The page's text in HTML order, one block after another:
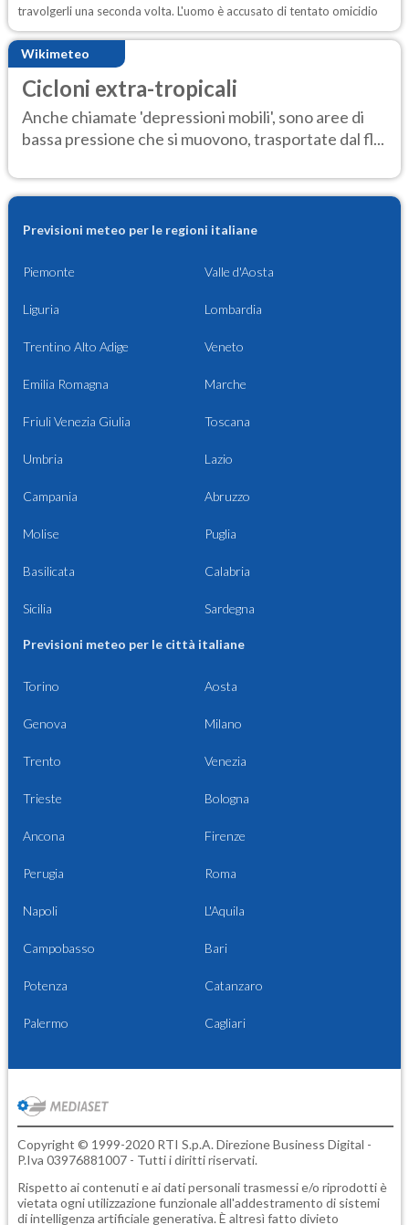
travolgerli una seconda volta. L'uomo è accusato di tentato omicidio
Wikimeteo
Cicloni extra-tropicali
Anche chiamate 'depressioni mobili', sono aree di
bassa pressione che si muovono, trasportate dal fl...
Previsioni meteo per le regioni italiane
Piemonte Valle d'Aosta
Liguria Lombardia
Trentino Alto Adige Veneto
Emilia Romagna Marche
Friuli Venezia Giulia Toscana
Umbria Lazio
Campania Abruzzo
Molise Puglia
Basilicata Calabria
Sicilia Sardegna
Previsioni meteo per le città italiane
Torino Aosta
Genova Milano
Trento Venezia
Trieste Bologna
Ancona Firenze
Perugia Roma
Napoli L'Aquila
Campobasso Bari
Potenza Catanzaro
Palermo Cagliari
Copyright © 1999-2020 RTI S.p.A. Direzione Business Digital -
P.Iva 03976881007 - Tutti i diritti riservati.
Rispetto ai contenuti e ai dati personali trasmessi e/o riprodotti è
vietata ogni utilizzazione funzionale all'addestramento di sistemi
di intelligenza artificiale generativa. È altresì fatto divieto